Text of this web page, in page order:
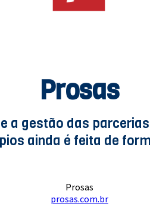
Prosas
a gestão das
ainda é feita de
Prosas
prosas.com.br